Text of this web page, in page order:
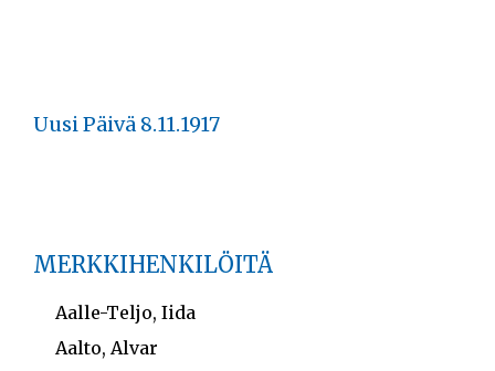
Uusi Päivä 8.11.1917
MERKKIHENKILÖITÄ
Aalle-Teljo, Iida
Aalto, Alvar